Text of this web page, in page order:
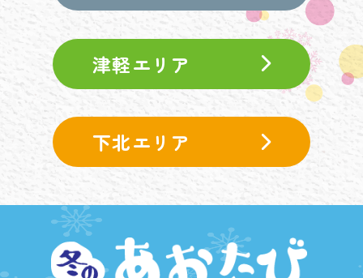
津軽エリア
下北エリア